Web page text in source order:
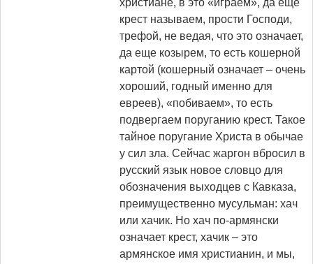
христиане, в это «играем», да еще
крест называем, прости Господи,
трефой, не ведая, что это означает,
да еще козырем, то есть кошерной
картой (кошерный означает – очень
хороший, годный именно для
евреев), «побиваем», то есть
подвергаем поруганию крест. Такое
тайное поругание Христа в обычае
у сил зла. Сейчас жаргон вбросил в
русский язык новое словцо для
обозначения выходцев с Кавказа,
преимущественно мусульман: хач
или хачик. Но хач по-армянски
означает крест, хачик – это
армянское имя христианин, и мы,